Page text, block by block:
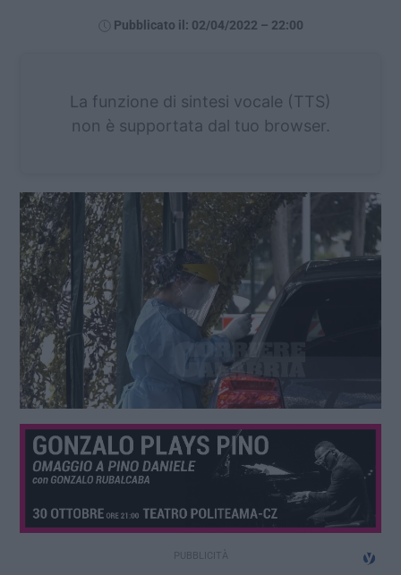
Pubblicato il: 02/04/2022 – 22:00
La funzione di sintesi vocale (TTS)
non è supportata dal tuo browser.